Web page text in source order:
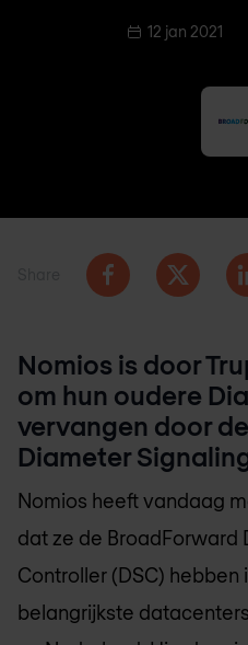
12 jan 2021
Nomios is door
om hun oudere
vervangen door
Diameter
Nomios heeft vandaag
dat ze de BroadForward
Controller (DSC)
belangrijkste